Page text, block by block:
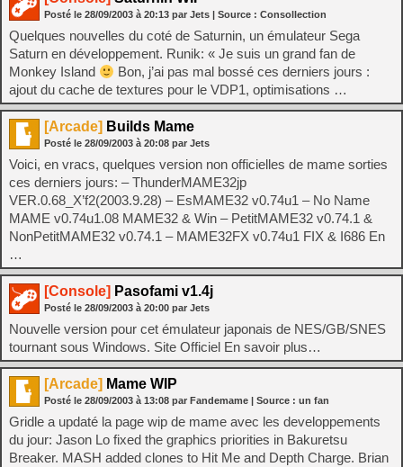
Posté le 28/09/2003 à 20:13 par Jets | Source : Consollection
Quelques nouvelles du coté de Saturnin, un émulateur Sega
Saturn en développement. Runik: « Je suis un grand fan de
Monkey Island
Bon, j’ai pas mal bossé ces derniers jours :
ajout du cache de textures pour le VDP1, optimisations …
[Arcade] Builds Mame
Posté le 28/09/2003 à 20:08 par Jets
Voici, en vracs, quelques version non officielles de mame sorties
ces derniers jours: – ThunderMAME32jp
VER.0.68_X’f2(2003.9.28) – EsMAME32 v0.74u1 – No Name
MAME v0.74u1.08 MAME32 & Win – PetitMAME32 v0.74.1 &
NonPetitMAME32 v0.74.1 – MAME32FX v0.74u1 FIX & I686 En
…
[Console] Pasofami v1.4j
Posté le 28/09/2003 à 20:00 par Jets
Nouvelle version pour cet émulateur japonais de NES/GB/SNES
tournant sous Windows. Site Officiel En savoir plus…
[Arcade] Mame WIP
Posté le 28/09/2003 à 13:08 par Fandemame | Source : un fan
Gridle a updaté la page wip de mame avec les developpements
du jour: Jason Lo fixed the graphics priorities in Bakuretsu
Breaker. MASH added clones to Hit Me and Depth Charge. Brian